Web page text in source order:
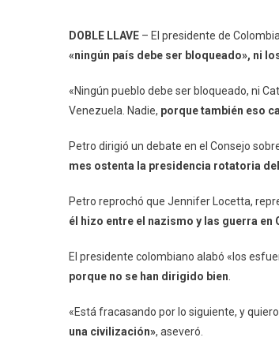
DOBLE LLAVE – El presidente de
«ningún país debe ser bloqueado», ni
«Ningún pueblo debe ser bloqueado, ni
Venezuela. Nadie, porque también eso
Petro dirigió un debate en el Consejo
mes ostenta la presidencia rotatoria
Petro reprochó que Jennifer Locetta,
él hizo entre el nazismo y las guerra en
El presidente colombiano alabó «los
porque no se han dirigido bien
«Está fracasando por lo siguiente, y
una civilización», aseveró.